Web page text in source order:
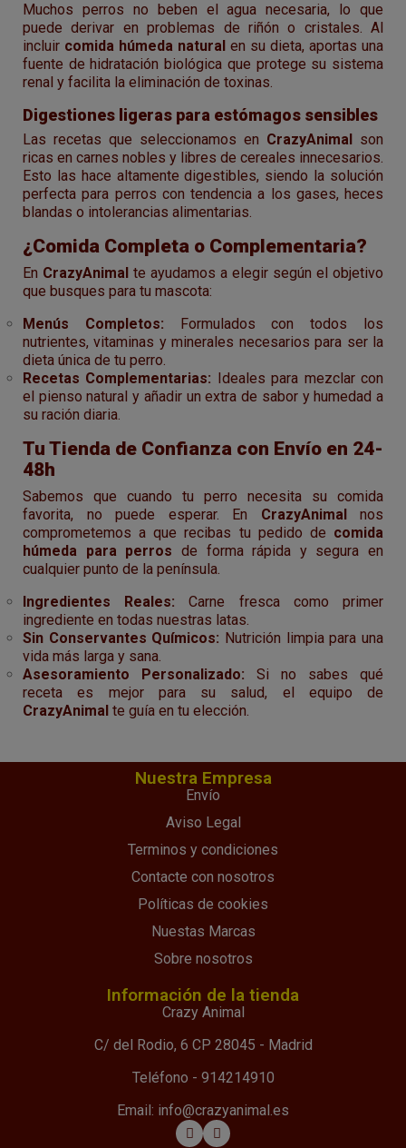
Muchos perros no beben el agua necesaria, lo que
puede derivar en problemas de riñón o cristales. Al
incluir comida húmeda natural en su dieta, aportas una
fuente de hidratación biológica que protege su sistema
renal y facilita la eliminación de toxinas.
Digestiones ligeras para estómagos sensibles
Las recetas que seleccionamos en CrazyAnimal
son
ricas en carnes nobles y libres de cereales innecesarios.
Esto las hace altamente digestibles, siendo la solución
perfecta para perros con tendencia a los gases, heces
blandas o intolerancias alimentarias.
¿Comida Completa o Complementaria?
En CrazyAnimal te ayudamos a elegir según el objetivo
que busques para tu mascota:
Menús Completos: Formulados con todos los
nutrientes, vitaminas y minerales necesarios para ser la
dieta única de tu perro.
Recetas Complementarias: Ideales para mezclar con
el pienso natural y añadir un extra de sabor y humedad a
su ración diaria.
Tu Tienda de Confianza con Envío en 24-
48h
Sabemos que cuando tu perro necesita su comida
favorita, no puede esperar. En CrazyAnimal
nos
comprometemos a que recibas tu pedido de comida
húmeda para perros de forma rápida y segura en
cualquier punto de la península.
Ingredientes Reales: Carne fresca como primer
ingrediente en todas nuestras latas.
Sin Conservantes Químicos: Nutrición limpia para una
vida más larga y sana.
Asesoramiento Personalizado: Si no sabes qué
receta es mejor para su salud, el equipo de
CrazyAnimal te guía en tu elección.
Nuestra Empresa
Envío
Aviso Legal
Terminos y condiciones
Contacte con nosotros
Políticas de cookies
Nuestas Marcas
Sobre nosotros
Información de la tienda
Crazy Animal
C/ del Rodio, 6 CP 28045 - Madrid
Teléfono - 914214910
Email: info@crazyanimal.es